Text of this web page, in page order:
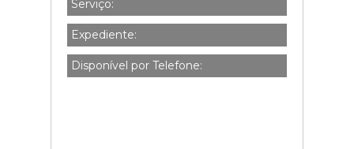
Serviço:
Expediente:
Disponível por Telefone: